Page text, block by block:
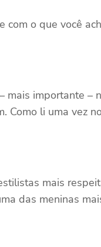
o que você
importante
li uma vez
mais
das meninas